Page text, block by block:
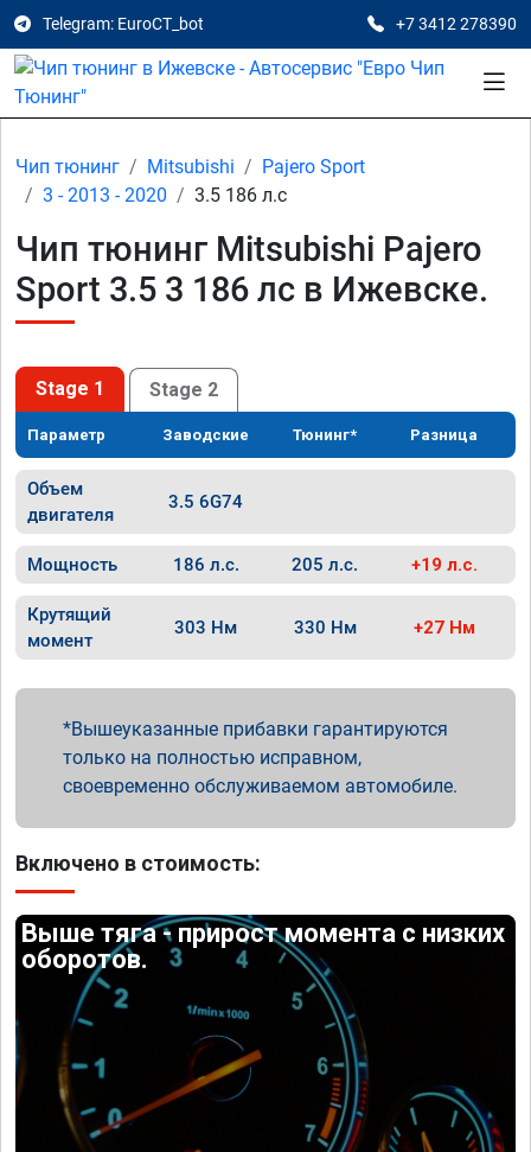
Telegram: EuroCT_bot +7 3412 278390
Чип тюнинг Mitsubishi
Pajero Sport
3 - 2013 - 2020
3.5 186 л.с
Чип тюнинг Mitsubishi Pajero
Sport 3.5 3 186 лс в Ижевске.
Stage 1 Stage 2
Параметр Заводские Тюнинг* Разница
Объем
двигателя
3.5 6G74
Мощность 186 л.с. 205 л.с. +19 л.с.
Крутящий
момент
303 Нм 330 Нм +27 Нм
Вышеуказанные прибавки гарантируются
только на полностью исправном,
своевременно обслуживаемом автомобиле.
Включено в стоимость:
Выше тяга - прирост момента с низких
оборотов.